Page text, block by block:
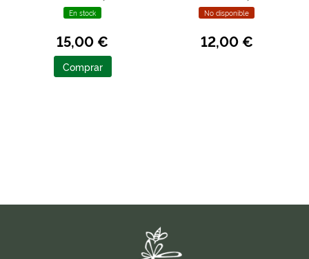
En stock
15,00 €
Comprar
2020
No disponible
12,00 €